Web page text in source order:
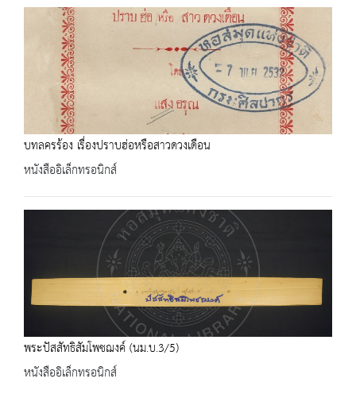
บทลครร้อง เรื่องปราบฮ่อหรือสาวดวงเดือน
หนังสืออิเล็กทรอนิกส์
พระปัสสัทธิสัมโพชฌงค์ (นม.บ.3/5)
หนังสืออิเล็กทรอนิกส์